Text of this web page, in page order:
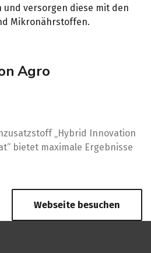
und versorgen diese mit den
Mikronährstoffen.
Agro
„Hybrid Innovation
bietet maximale Ergebnisse
Webseite besuchen